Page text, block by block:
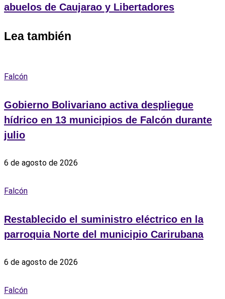
abuelos de Caujarao y Libertadores
Lea también
Falcón
Gobierno Bolivariano activa despliegue
hídrico en 13 municipios de Falcón durante
julio
6 de agosto de 2026
Falcón
Restablecido el suministro eléctrico en la
parroquia Norte del municipio Carirubana
6 de agosto de 2026
Falcón